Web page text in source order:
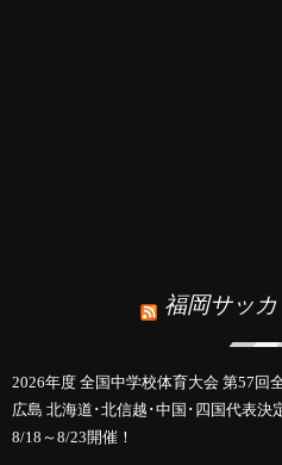
福岡サッ
2026年度 全国中学校体育大会 第57回
広島 北海道･北信越･中国･四国代表決
8/18～8/23開催！